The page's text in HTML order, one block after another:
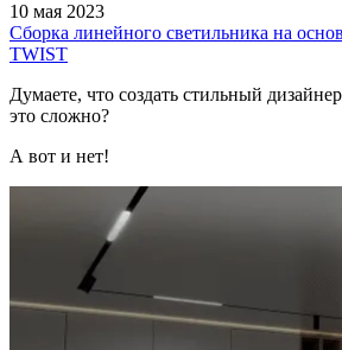
10 мая 2023
Сборка линейного светильника на
TWIST
Думаете, что создать стильный
это сложно?
А вот и нет!